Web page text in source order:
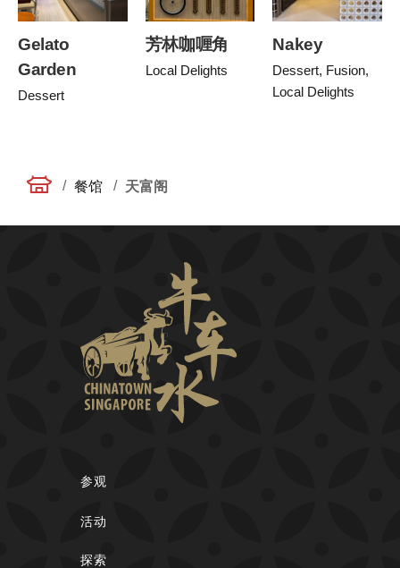
Gelato
Garden
Dessert
芳林咖喱角
Local Delights
Nakey
Dessert, Fusion,
Local Delights
/ 餐馆 / 天富阁
参观
活动
探索